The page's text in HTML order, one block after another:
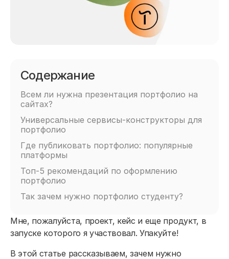
Мне, пожалуйста, проект, кейс и еще продукт, в
запуске которого я участвовал. Упакуйте!
В этой статье рассказываем, зачем нужно
Содержание
Всем ли нужна презентация портфолио на
сайтах?
Универсальные сервисы-конструкторы для
портфолио
Где публиковать портфолио: популярные
платформы
Топ-5 рекомендаций по оформлению
портфолио
Так зачем нужно портфолио студенту?